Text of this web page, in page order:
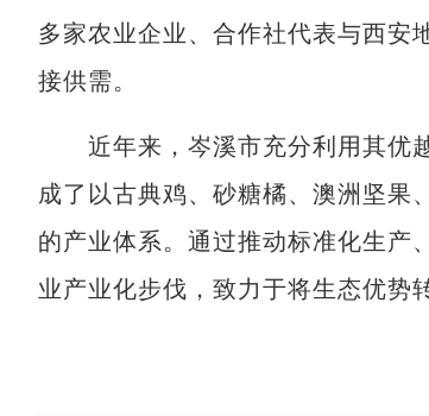
多家农业企业、合作社代表与西安
接供需。
近年来，岑溪市充分利用其优越
成了以古典鸡、砂糖橘、澳洲坚果
的产业体系。通过推动标准化生产
业产业化步伐，致力于将生态优势